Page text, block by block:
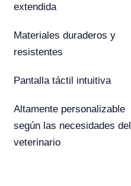
extendida
Materiales duraderos y
resistentes
Pantalla táctil intuitiva
Altamente personalizable
según las necesidades del
veterinario